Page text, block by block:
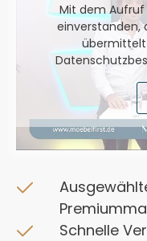
Mit dem Aufruf
einverstanden,
übermittelt
Schnelle